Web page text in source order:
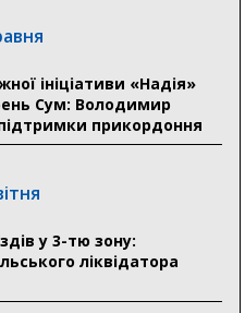
допомогу на зиму
пенсій: у
пояснили, що робити
міста Суми»
ініціативи «Надія»
Сум: Володимир
прикордоння
у 3-тю зону:
ліквідатора